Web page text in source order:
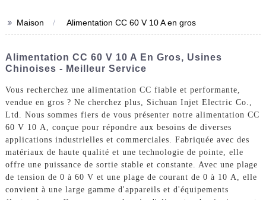
>> Maison Alimentation CC 60 V 10 A en gros
Alimentation CC 60 V 10 A En Gros, Usines
Chinoises - Meilleur Service
Vous recherchez une alimentation CC fiable et performante,
vendue en gros ? Ne cherchez plus, Sichuan Injet Electric Co.,
Ltd. Nous sommes fiers de vous présenter notre alimentation CC
60 V 10 A, conçue pour répondre aux besoins de diverses
applications industrielles et commerciales. Fabriquée avec des
matériaux de haute qualité et une technologie de pointe, elle
offre une puissance de sortie stable et constante. Avec une plage
de tension de 0 à 60 V et une plage de courant de 0 à 10 A, elle
convient à une large gamme d'appareils et d'équipements